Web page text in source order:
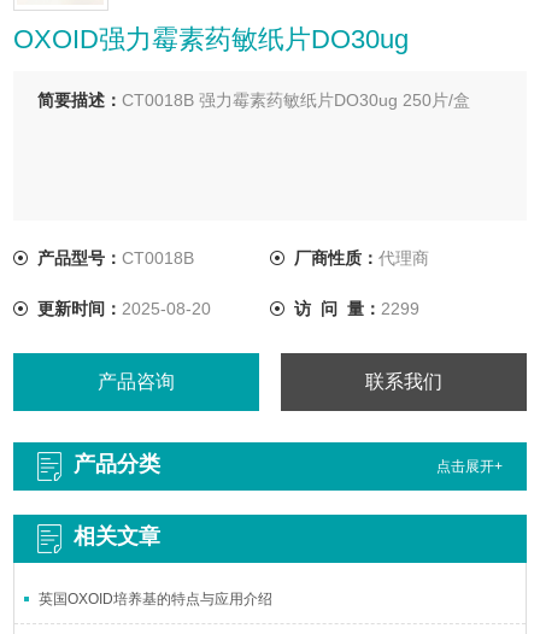
OXOID强力霉素药敏纸片DO30ug
简要描述：CT0018B 强力霉素药敏纸片DO30ug 250片/盒
产品型号：CT0018B 厂商性质： 代理商
更新时间： 2025-08-20 访 问 量： 2299
产品咨询 联系我们
产品分类 点击展开+
相关文章
英国OXOID培养基的特点与应用介绍